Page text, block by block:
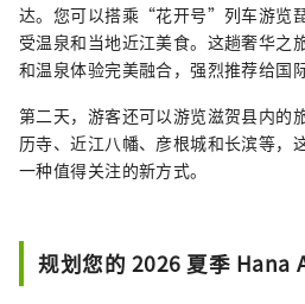
达。您可以搭乘“花开号”列车游览
受温泉和当地近江美食。这趟奢华之
和温泉体验完美融合，强烈推荐给国
第二天，游客还可以游览滋贺县内的
历寺、近江八幡、彦根城和长滨等，
一种值得关注的新方式。
规划您的 2026 夏季 Hana